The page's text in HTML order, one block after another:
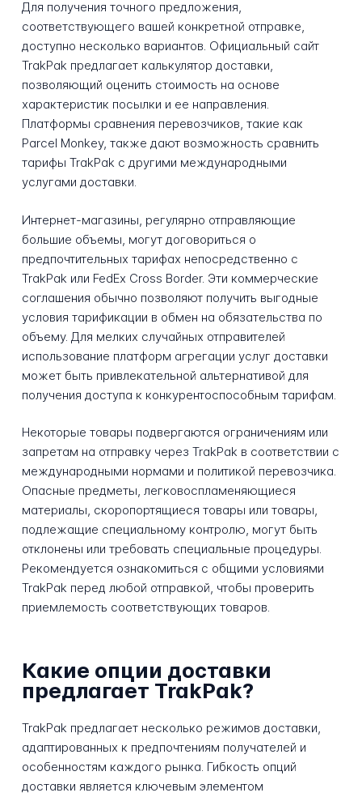
Для получения точного предложения,
соответствующего вашей конкретной отправке,
доступно несколько вариантов. Официальный сайт
TrakPak предлагает калькулятор доставки,
позволяющий оценить стоимость на основе
характеристик посылки и ее направления.
Платформы сравнения перевозчиков, такие как
Parcel Monkey, также дают возможность сравнить
тарифы TrakPak с другими международными
услугами доставки.
Интернет-магазины, регулярно отправляющие
большие объемы, могут договориться о
предпочтительных тарифах непосредственно с
TrakPak или FedEx Cross Border. Эти коммерческие
соглашения обычно позволяют получить выгодные
условия тарификации в обмен на обязательства по
объему. Для мелких случайных отправителей
использование платформ агрегации услуг доставки
может быть привлекательной альтернативой для
получения доступа к конкурентоспособным тарифам.
Некоторые товары подвергаются ограничениям или
запретам на отправку через TrakPak в соответствии с
международными нормами и политикой перевозчика.
Опасные предметы, легковоспламеняющиеся
материалы, скоропортящиеся товары или товары,
подлежащие специальному контролю, могут быть
отклонены или требовать специальные процедуры.
Рекомендуется ознакомиться с общими условиями
TrakPak перед любой отправкой, чтобы проверить
приемлемость соответствующих товаров.
Какие опции доставки
предлагает TrakPak?
TrakPak предлагает несколько режимов доставки,
адаптированных к предпочтениям получателей и
особенностям каждого рынка. Гибкость опций
доставки является ключевым элементом